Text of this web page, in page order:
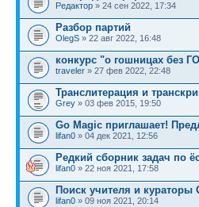
Редактор » 24 сен 2022, 17:34
Разбор партий
OlegS » 22 авг 2022, 16:48
конкурс "о гошницах без
traveler » 27 фев 2022, 22:48
Транслитерация и
Grey » 03 фев 2015, 19:50
Go Magic приглашает!
lifan0 » 04 дек 2021, 12:56
Редкий сборник задач по
lifan0 » 22 ноя 2021, 17:58
Поиск учителя и кураторы
lifan0 » 09 ноя 2021, 20:14